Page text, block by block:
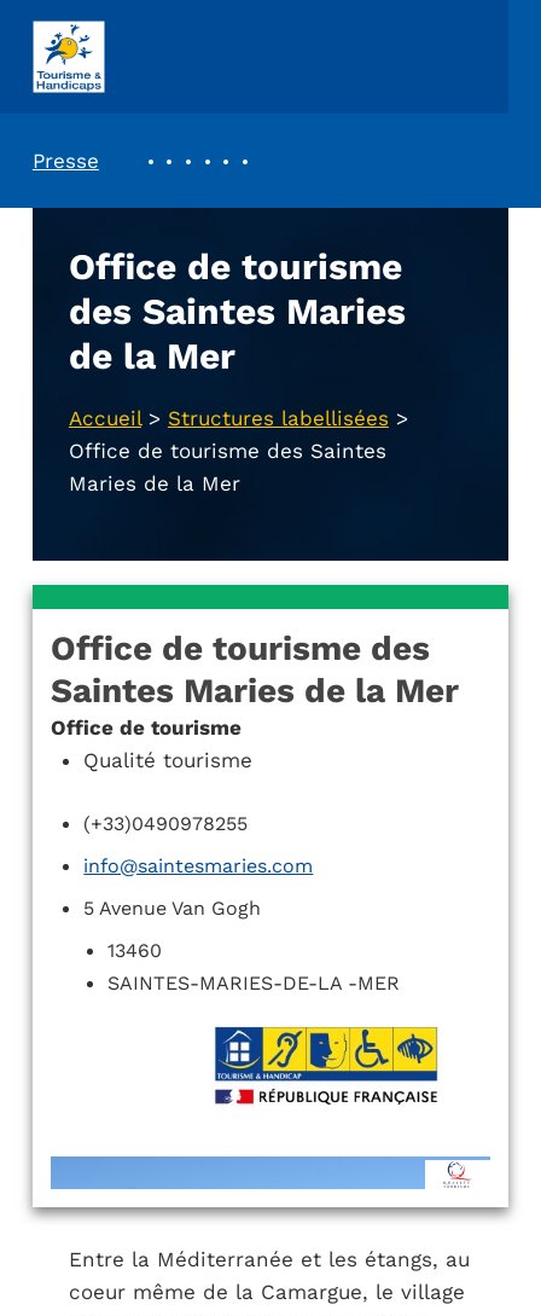
ASSOCIATION TOURISME ET HANDICAPS
Presse
Office de tourisme
des Saintes Maries
de la Mer
Accueil> Structures labellisées >
Office de tourisme des Saintes
Maries de la Mer
Office de tourisme des
Saintes Maries de la Mer
Office de tourisme
Qualité tourisme
(+33)0490978255
info@saintesmaries.com
5 Avenue Van Gogh
13460
SAINTES-MARIES-DE-LA -MER
Entre la Méditerranée et les étangs, au
coeur même de la Camargue, le village